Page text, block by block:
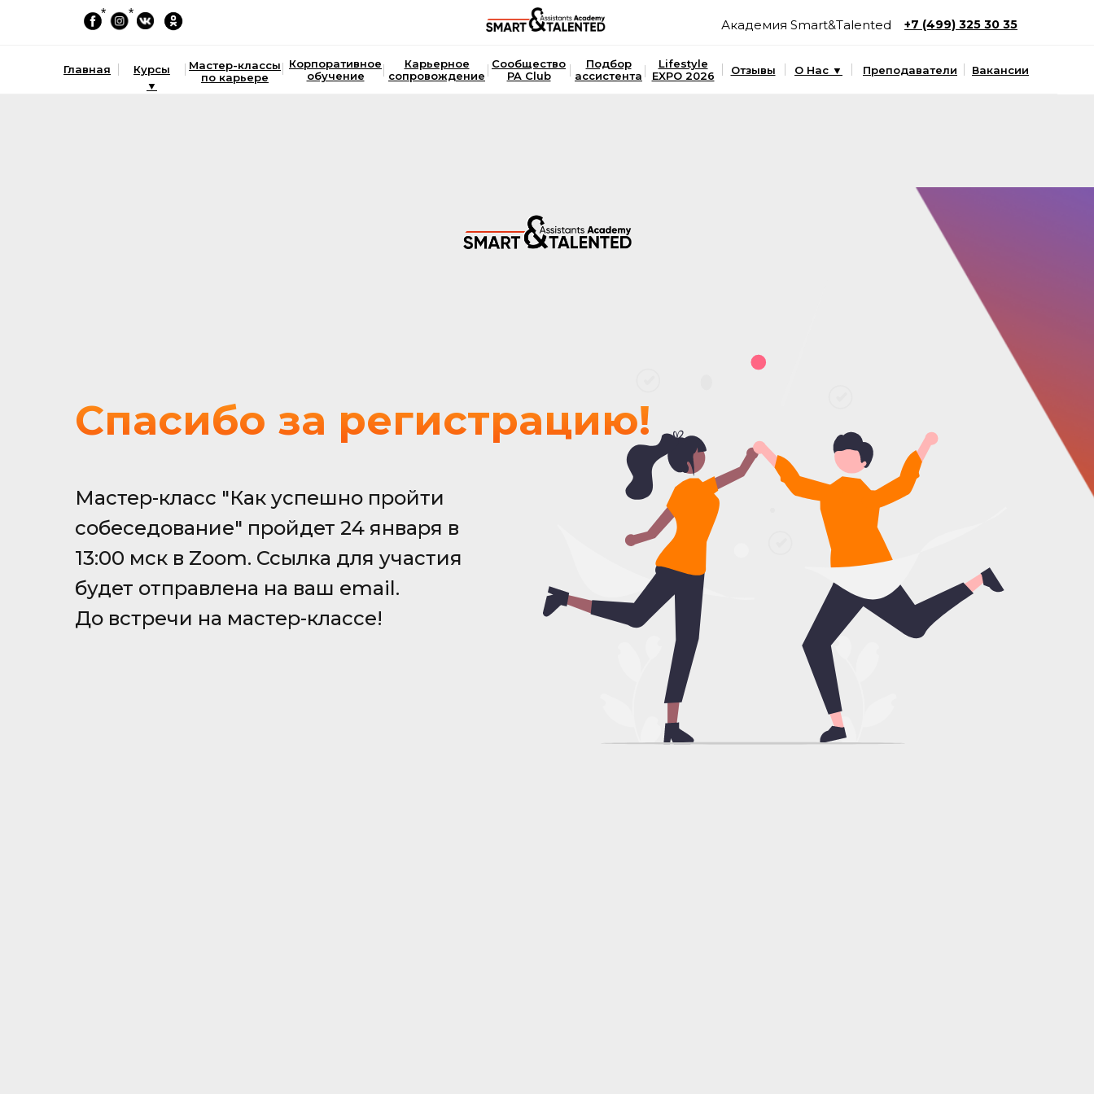
Академия Smart&Talented +7 (499) 325 30 35
Главная
Корпоративное
обучение
Подбор
ассистента
Преподаватели Вакансии
*
*
Сообщество
PA Club
Курсы
▼
Отзывы
Lifestyle
EXPO 2026
Мастер-классы
по карьере
О Нас ▼
Карьерное
сопровождение
Спасибо за регистрацию!
Мастер-класс "Как успешно пройти
собеседование" пройдет 24 января в
13:00 мск в Zoom. Ссылка для участия
будет отправлена на ваш email.
До встречи на мастер-классе!